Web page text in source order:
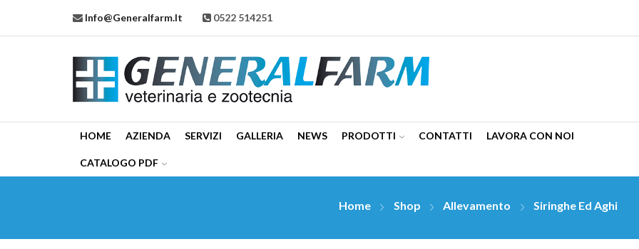
Info@generalfarm.it 0522 514251
HOME AZIENDA SERVIZI GALLERIA NEWS PRODOTTI CONTATTI LAVORA CON NOI
CATALOGO PDF
Home Shop Allevamento Siringhe Ed Aghi